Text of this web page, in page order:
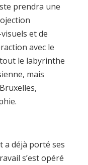
prendra une
et de
avec le
le labyrinthe
mais
a déjà porté ses
s’est opéré